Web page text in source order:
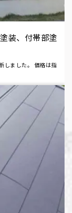
装、付帯部塗
しました。 価格は指